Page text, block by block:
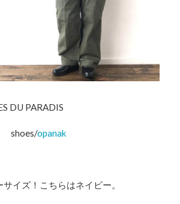
DU PARADIS
shoes/opanak
イズ！こちらはネイビー。